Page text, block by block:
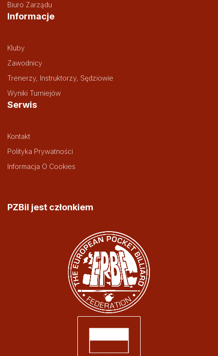
Biuro Zarządu
Informacje
Kluby
Zawodnicy
Trenerzy, Instruktorzy, Sędziowie
Wyniki Turniejów
Serwis
Kontakt
Polityka Prywatności
Informacja O Cookies
PZBil jest członkiem